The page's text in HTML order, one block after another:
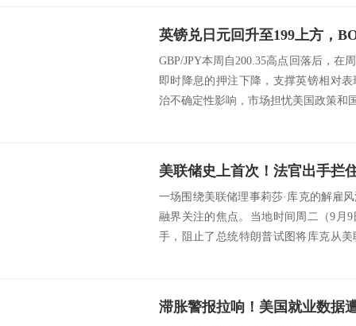
GBP/JPY本周自200.35高点回落后，在
即时降息的押注下降，支撑英镑相对
治不确定性影响，市场担忧美国政策和
一场围绕美联储理事莉莎·库克的解雇
融界关注的焦点。当地时间周二（9月
手，阻止了总统特朗普试图将库克从